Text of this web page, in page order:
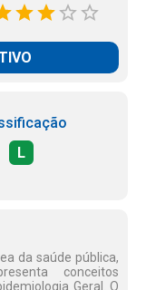
L
da saúde pública,
conceitos
Geral. O